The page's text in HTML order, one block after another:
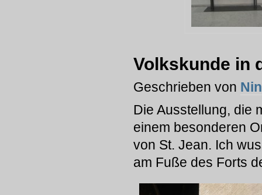
Volkskunde in
Geschrieben von
Die Ausstellung, die
einem besonderen
von St. Jean. Ich
am Fuße des Forts